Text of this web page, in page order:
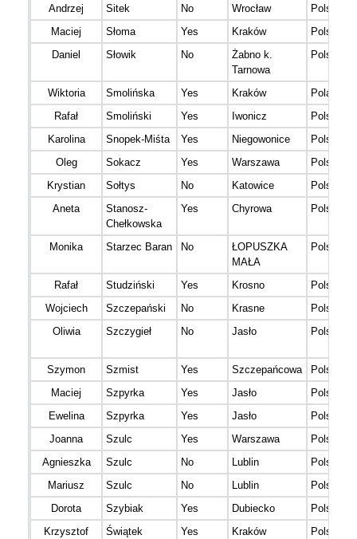
Andrzej Sitek No Wrocław
Polska
Maciej
Słoma Yes Kraków
Polska
Daniel
Słowik No
Żabno k.
Tarnowa
Polska
Wiktoria Smolińska Yes Kraków
Poland
Rafał
Smoliński Yes Iwonicz
Polska
Karolina
Snopek-Miśta Yes Niegowonice
Polska
Oleg
Sokacz Yes Warszawa
Polska
Krystian
Sołtys No Katowice
Polska
Aneta
Stanosz-
Chełkowska
Yes Chyrowa Polska
Monika Starzec Baran No
ŁOPUSZKA
MAŁA
Polska
Rafał Studziński Yes Krosno
Polska
Wojciech
Szczepański No Krasne
Polska
Oliwia
Szczygieł No Jasło Polska
Szymon Szmist Yes Szczepańcowa
Polska
Maciej
Szpyrka Yes Jasło
Polska
Ewelina
Szpyrka Yes Jasło
Polska
Joanna
Szulc Yes Warszawa
Polska
Agnieszka
Szulc No Lublin
Polska
Mariusz
Szulc No Lublin
Polska
Dorota
Szybiak Yes Dubiecko
Polska
Krzysztof
Świątek Yes Kraków
Polska